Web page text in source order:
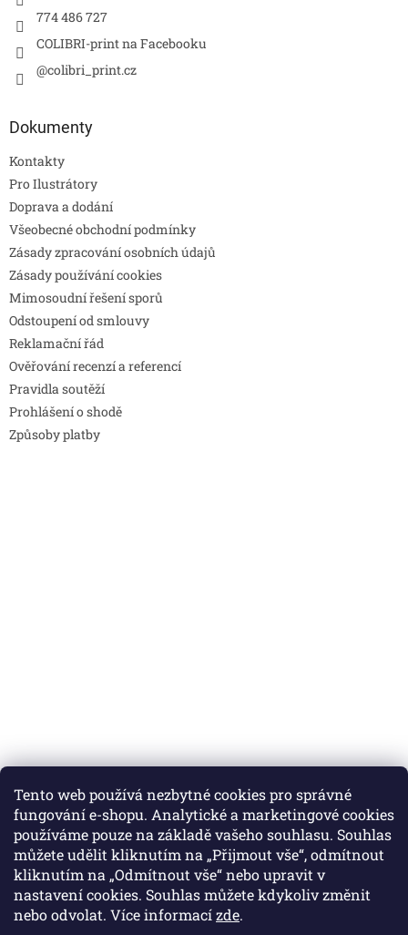
Tento web používá nezbytné cookies pro správné
fungování e-shopu. Analytické a marketingové cookies
používáme pouze na základě vašeho souhlasu. Souhlas
můžete udělit kliknutím na „Přijmout vše“, odmítnout
kliknutím na „Odmítnout vše“ nebo upravit v
nastavení cookies. Souhlas můžete kdykoliv změnit
nebo odvolat. Více informacízde.
774 486 727
COLIBRI-print na Facebooku
@colibri_print.cz
Dokumenty
Kontakty
Pro Ilustrátory
Doprava a dodání
Všeobecné obchodní podmínky
Zásady zpracování osobních údajů
Zásady používání cookies
Mimosoudní řešení sporů
Odstoupení od smlouvy
Reklamační řád
Ověřování recenzí a referencí
Pravidla soutěží
Prohlášení o shodě
Způsoby platby
Instagram